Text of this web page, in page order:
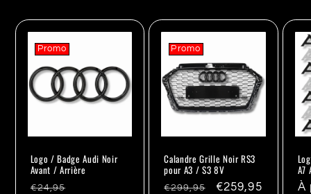
Promo
Logo / Badge Audi Noir
Avant / Arrière
Prix
€24,95
Promo
Calandre Grille Noir RS3
pour A3 / S3 8V
Prix
€299,95 Promo
€259,95
A7
À